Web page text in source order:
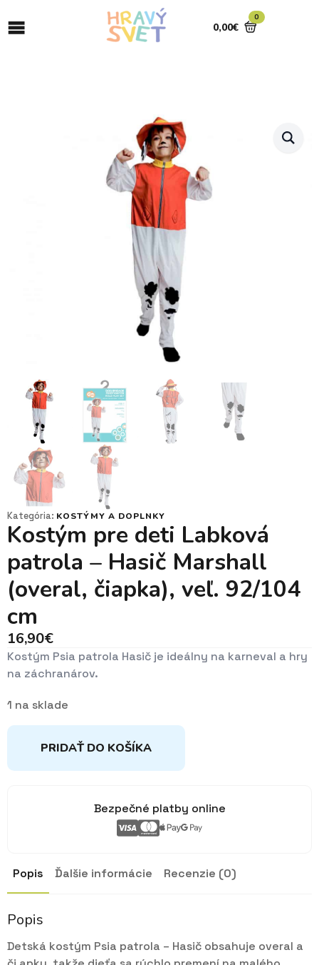
0,00€
0
Kategória: KOSTÝMY A DOPLNKY
Kostým pre deti Labková
patrola – Hasič Marshall
(overal, čiapka), veľ. 92/104
cm
16,90€
Kostým Psia patrola Hasič je ideálny na karneval a hry
na záchranárov.
1 na sklade
PRIDAŤ DO KOŠÍKA
Bezpečné platby online
Popis Ďalšie informácie Recenzie (0)
Popis
Detská kostým Psia patrola – Hasič obsahuje overal a